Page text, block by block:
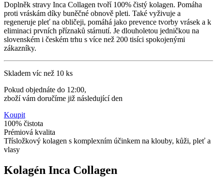
Doplněk stravy Inca Collagen tvoří 100% čistý kolagen. Pomáha
proti vráskám díky buněčné obnově pleti. Také vyživuje a
regeneruje pleť na obličeji, pomáhá jako prevence tvorby vrásek a k
eliminaci prvních příznaků stárnutí. Je dlouholetou jedničkou na
slovenském i českém trhu s více než 200 tisíci spokojenými
zákazníky.
Skladem víc než 10 ks
Pokud objednáte do 12:00,
zboží vám doručíme již následující den
Koupit
100% čistota
Prémiová kvalita
Třísložkový kolagen s komplexním účinkem na klouby, kůži, pleť a
vlasy
Kolagén Inca Collagen